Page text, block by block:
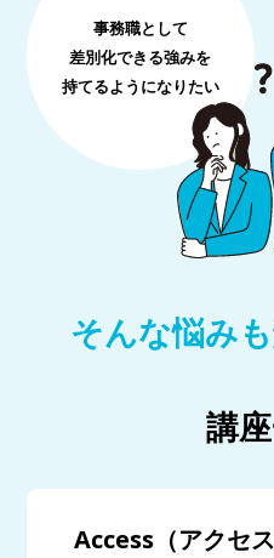
事務職として
差別化できる強みを
持てるようになりたい
そんな悩み
講
Access（アクセ